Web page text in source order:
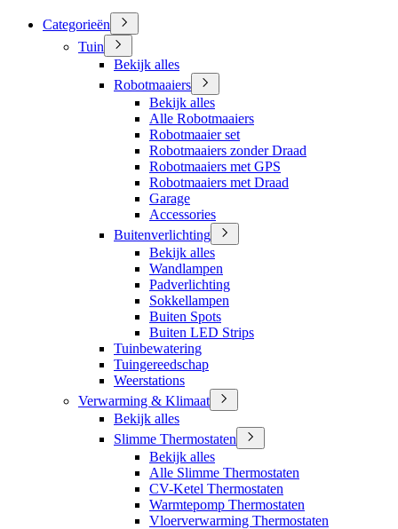
Categorieën
Tuin
Bekijk alles
Robotmaaiers
Bekijk alles
Alle Robotmaaiers
Robotmaaier set
Robotmaaiers zonder Draad
Robotmaaiers met GPS
Robotmaaiers met Draad
Garage
Accessories
Buitenverlichting
Bekijk alles
Wandlampen
Padverlichting
Sokkellampen
Buiten Spots
Buiten LED Strips
Tuinbewatering
Tuingereedschap
Weerstations
Verwarming & Klimaat
Bekijk alles
Slimme Thermostaten
Bekijk alles
Alle Slimme Thermostaten
CV-Ketel Thermostaten
Warmtepomp Thermostaten
Vloerverwarming Thermostaten